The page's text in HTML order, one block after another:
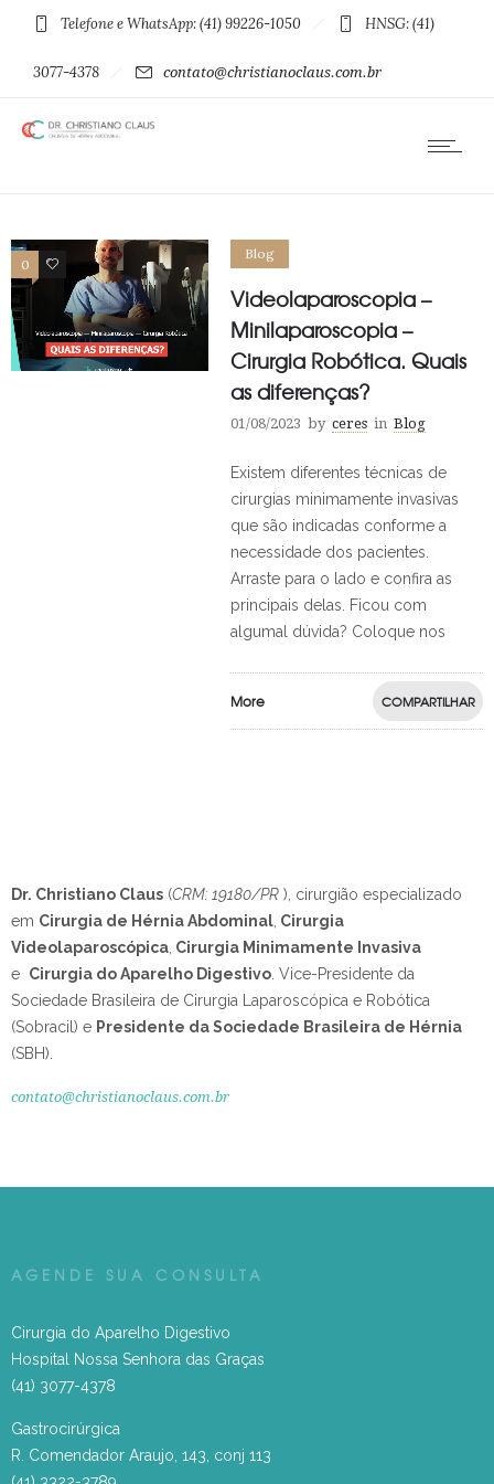
Telefone e WhatsApp: (41) 99226-1050 HNSG: (41)
3077-4378 contato@christianoclaus.com.br
0 0
Blog
Videolaparoscopia –
Minilaparoscopia –
Cirurgia Robótica. Quais
as diferenças?
01/08/2023 by ceres in Blog
Existem diferentes técnicas de
cirurgias minimamente invasivas
que são indicadas conforme a
necessidade dos pacientes.
Arraste para o lado e confira as
principais delas. Ficou com
algumal dúvida? Coloque nos
More COMPARTILHAR
Dr. Christiano Claus (CRM: 19180/PR ), cirurgião especializado
em Cirurgia de Hérnia Abdominal Cirurgia
Videolaparoscópica Cirurgia Minimamente Invasiva
e Cirurgia do Aparelho Digestivo Vice-Presidente da
Sociedade Brasileira de Cirurgia Laparoscópica e Robótica
(Sobracil) e Presidente da Sociedade Brasileira de Hérnia
(SBH).
contato@christianoclaus.com.br
AGENDE SUA CONSULTA
Cirurgia do Aparelho Digestivo
Hospital Nossa Senhora das Graças
(41) 3077-4378
Gastrocirúrgica
R. Comendador Araujo, 143, conj 113